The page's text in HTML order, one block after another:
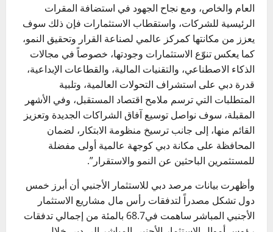
العام والخاص، ومع نجاح الجهود في استضافة المقرات
الرئيسية للشركات، واستقطاب الاستثمارات فإن ذلك سوف
يعزز من مكانتها كمركز عالمي لصناعة القرار وتحقيق النمو،
كما يعكس تنوّع الاستثمارات وجودتها، خصوصاً في مجالات
الذكاء الاصطناعي، والتقنيات المالية، والقطاعات الإبداعية،
قدرة دبي على استشراف التحولات العالمية، وتلبية
المتطلبات التي ترسم ملامح اقتصاد المستقبل، وفي الأشهر
المقبلة، سوف نواصل توسيع آفاق الشراكات الجديدة وتعزيز
القائم منها، إلى جانب ترسيخ منظومة الابتكار، لضمان
المحافظة على مكانة دبي كوجهة عالمية أولى مفضلة
للمستثمرين الباحثين عن النمو والاستقرار”.
وأظهرت بيانات مرصد دبي للاستثمار الأجنبي أن أبرز خمس
دول تشكل مصدراً لتدفقات رأس مال مشاريع الاستثمار
الأجنبي المباشر ساهمت في68.7 بالمئة من إجمالي تدفقات